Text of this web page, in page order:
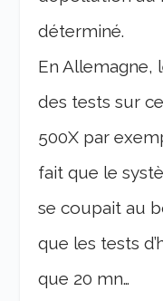
déterminé.
En Allemagne,
des tests sur
500X par
fait que le
se coupait au
que les tests
que 20 mn…